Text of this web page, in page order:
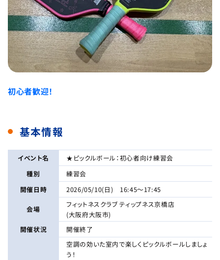
初心者歓迎！
基本情報
イベント名
★ピックルボール：初心者向け練習会
種別
練習会
開催日時
2026/05/10(日) 16:45～17:45
会場
フィットネスクラブ ティップネス京橋店
(大阪府大阪市)
開催状況
開催終了
空調の効いた室内で楽しくピックルボールしましょ
う！